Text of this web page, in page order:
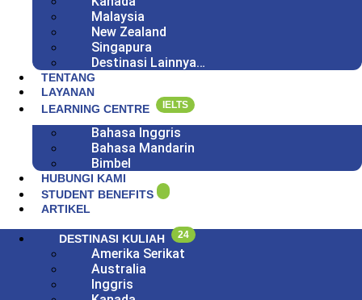
Malaysia
New Zealand
Singapura
Destinasi Lainnya…
TENTANG
LAYANAN
LEARNING CENTRE
IELTS
Bahasa Inggris
Bahasa Mandarin
Bimbel
HUBUNGI KAMI
STUDENT BENEFITS
ARTIKEL
DESTINASI KULIAH 24
Amerika Serikat
Australia
Inggris